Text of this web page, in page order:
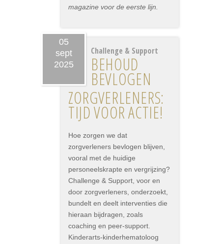
magazine voor de eerste lijn.
05
sept
2025
Challenge & Support
BEHOUD
BEVLOGEN
ZORGVERLENERS:
TIJD VOOR ACTIE!
Hoe zorgen we dat
zorgverleners bevlogen blijven,
vooral met de huidige
personeelskrapte en vergrijzing?
Challenge & Support, voor en
door zorgverleners, onderzoekt,
bundelt en deelt interventies die
hieraan bijdragen, zoals
coaching en peer-support.
Kinderarts-kinderhematoloog